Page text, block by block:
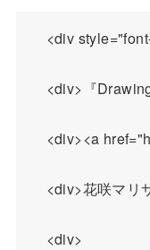
<div
<div>『
<div><a
<div>花咲マ
    <div>